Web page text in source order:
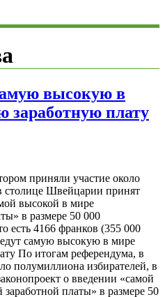
высокую в
плату
приняли участие около
столице Швейцарии принят
высокой в мире
в размере 50 000
есть 4166 франков (355 000
самую высокую в мире
По итогам референдума, в
полумиллиона избирателей, в
о введении «самой
платы» в размере 50